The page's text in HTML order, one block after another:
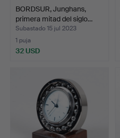
BORDSUR, Junghans,
primera mitad del siglo…
Subastado 15 jul 2023
1 puja
32 USD